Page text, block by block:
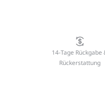
14-Tage Rückgabe
Rückerstattung